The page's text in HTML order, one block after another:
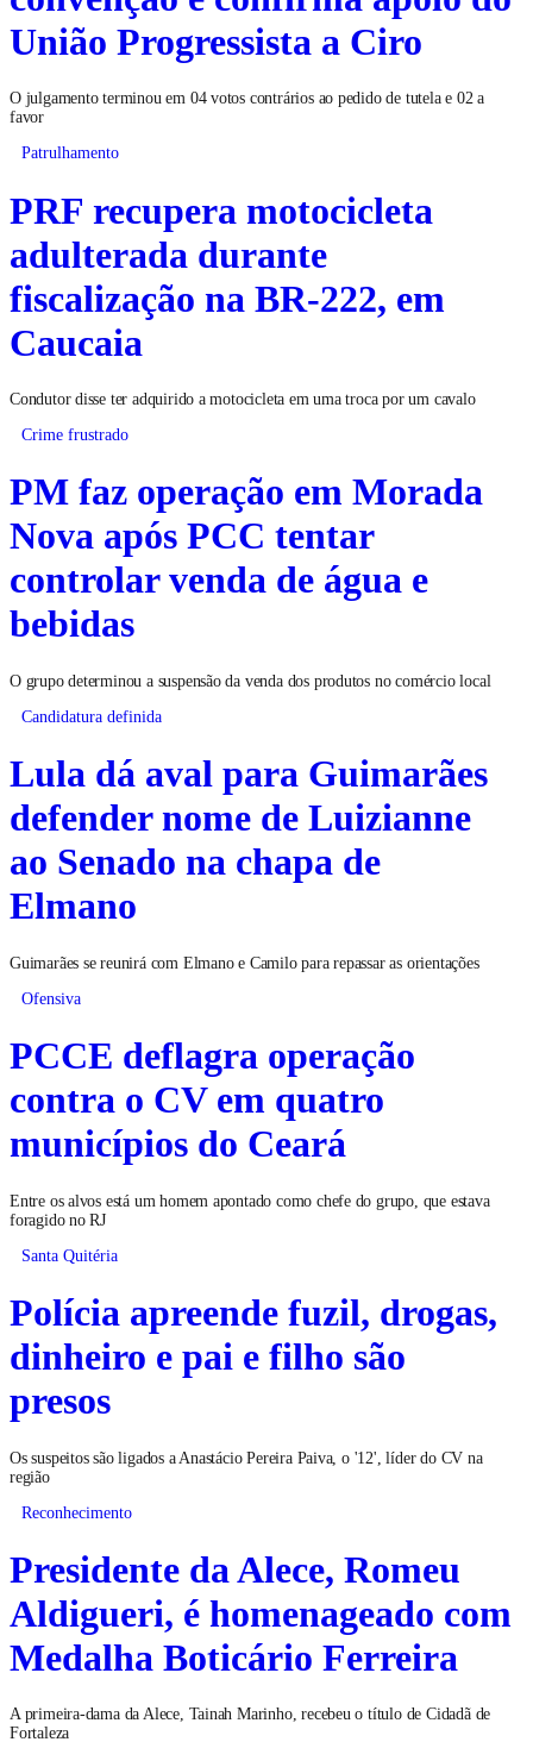
União Progressista a Ciro
O julgamento terminou em 04 votos contrários ao pedido de tutela e 02 a
favor
Patrulhamento
PRF recupera motocicleta
adulterada durante
fiscalização na BR-222, em
Caucaia
Condutor disse ter adquirido a motocicleta em uma troca por um cavalo
Crime frustrado
PM faz operação em Morada
Nova após PCC tentar
controlar venda de água e
bebidas
O grupo determinou a suspensão da venda dos produtos no comércio local
Candidatura definida
Lula dá aval para Guimarães
defender nome de Luizianne
ao Senado na chapa de
Elmano
Guimarães se reunirá com Elmano e Camilo para repassar as orientações
Ofensiva
PCCE deflagra operação
contra o CV em quatro
municípios do Ceará
Entre os alvos está um homem apontado como chefe do grupo, que estava
foragido no RJ
Santa Quitéria
Polícia apreende fuzil, drogas,
dinheiro e pai e filho são
presos
Os suspeitos são ligados a Anastácio Pereira Paiva, o '12', líder do CV na
região
Reconhecimento
Presidente da Alece, Romeu
Aldigueri, é homenageado com
Medalha Boticário Ferreira
A primeira-dama da Alece, Tainah Marinho, recebeu o título de Cidadã de
Fortaleza